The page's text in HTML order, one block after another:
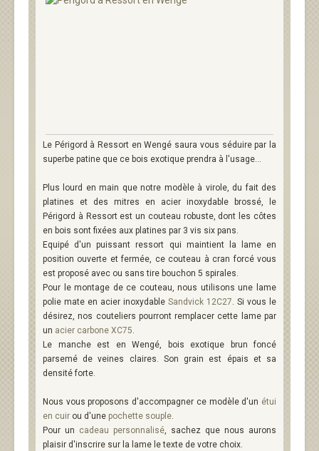
Le Périgord à Ressort en Wengé saura vous séduire par la
superbe patine que ce bois exotique prendra à l'usage...
Plus lourd en main que notre modèle à virole, du fait des
platines et des mitres en acier inoxydable brossé, le
Périgord à Ressort est un couteau robuste, dont les côtes
en bois sont fixées aux platines par 3 vis six pans.
Equipé d'un puissant ressort qui maintient la lame en
position ouverte et fermée, ce couteau à cran forcé vous
est proposé avec ou sans tire bouchon 5 spirales.
Pour le montage de ce couteau, nous utilisons une lame
polie mate en acier inoxydable Sandvick 12C27. Si vous le
désirez, nos couteliers pourront remplacer cette lame par
un acier carbone XC75.
Le manche est en Wengé, bois exotique brun foncé
parsemé de veines claires. Son grain est épais et sa
densité forte.
Nous vous proposons d'accompagner ce modèle d'un étui
en cuir ou d'une pochette souple.
Pour un cadeau personnalisé, sachez que nous aurons
plaisir d'inscrire sur la lame le texte de votre choix.